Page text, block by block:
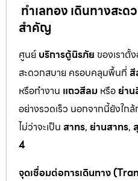
ทำเลทอง เดินทางสะ
สำคัญ
ศูนย์ บริการตู้นิรภัย ของเราตั้
สะดวกสบาย ครอบคลุมพื้นที่
หรือทำงาน แถวสีลม หรือย่า
อย่างรวดเร็ว นอกจากนี้ยังใ
ไม่ว่าจะเป็น สาทร, ย่านสาทร,
4
จุดเชื่อมต่อการเดินทาง